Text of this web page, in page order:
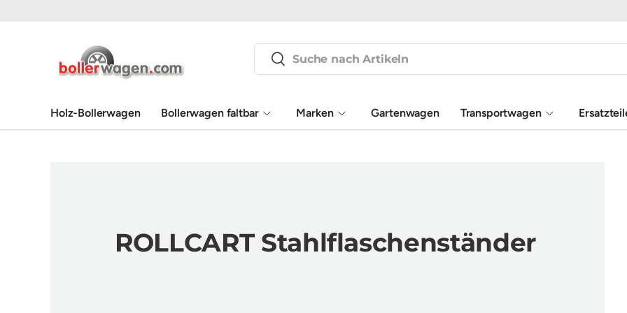
Suchen
Suchen
Holz-Bollerwagen Bollerwagen faltbar Marken Gartenwagen Transportwagen
ROLLCART Stahlflaschenständer